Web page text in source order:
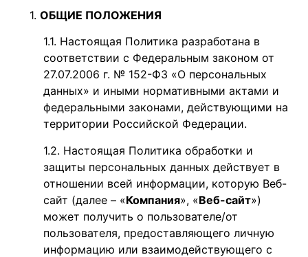
ОБЩИЕ ПОЛОЖЕНИЯ
Настоящая Политика разработана в
соответствии с Федеральным законом от
27.07.2006 г. № 152-ФЗ «О персональных
данных» и иными нормативными актами и
федеральными законами, действующими на
территории Российской Федерации.
Настоящая Политика обработки и
защиты персональных данных действует в
отношении всей информации, которую Веб-
сайт (далее – «Компания», «Веб-сайт»)
может получить о пользователе/от
пользователя, предоставляющего личную
информацию или взаимодействующего с